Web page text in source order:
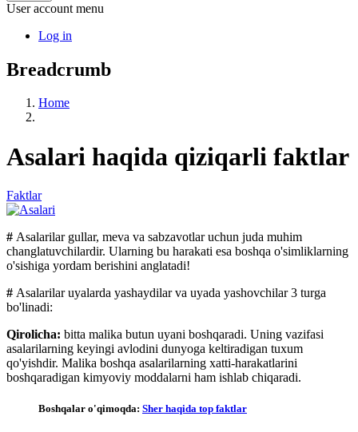
User account menu
Log in
Breadcrumb
Home
Asalari haqida qiziqarli faktlar
Faktlar
# Asalarilar gullar, meva va sabzavotlar uchun juda muhim
changlatuvchilardir. Ularning bu harakati esa boshqa o'simliklarning
o'sishiga yordam berishini anglatadi!
# Asalarilar uyalarda yashaydilar va uyada yashovchilar 3 turga
bo'linadi:
Qirolicha: bitta malika butun uyani boshqaradi. Uning vazifasi
asalarilarning keyingi avlodini dunyoga keltiradigan tuxum
qo'yishdir. Malika boshqa asalarilarning xatti-harakatlarini
boshqaradigan kimyoviy moddalarni ham ishlab chiqaradi.
Boshqalar o'qimoqda: Sher haqida top faktlar